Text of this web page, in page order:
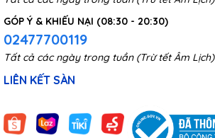
GÓP Ý & KHIẾU NẠI (08:30 - 20:30)
02477700119
Tất cả các ngày trong tuần (Trừ tết Âm Lịch)
LIÊN KẾT SÀN